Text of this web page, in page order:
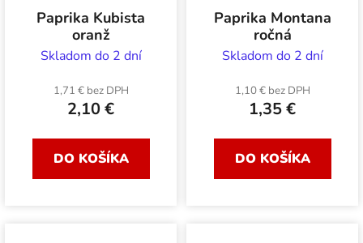
Paprika Kubista
oranž
Skladom do 2 dní
1,71 € bez DPH
2,10 €
DO KOŠÍKA
Paprika Montana
ročná
Skladom do 2 dní
1,10 € bez DPH
1,35 €
DO KOŠÍKA